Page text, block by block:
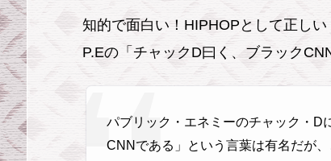
晋
知的で面白い！HIPHOPとして正しい
P.Eの「チャックD曰く、ブラック
パブリック・エネミーのチャック・D
CNNである」という言葉は有名だが